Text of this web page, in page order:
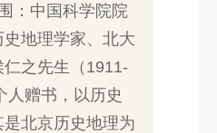
：中国科学院院
地理学家、北大
之先生（1911-
人赠书，以历史
北京历史地理为